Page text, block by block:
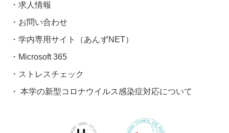
求人情報
お問い合わせ
学内専用サイト（あんずNET）
Microsoft 365
ストレスチェック
本学の新型コロナウイルス感染症対応について